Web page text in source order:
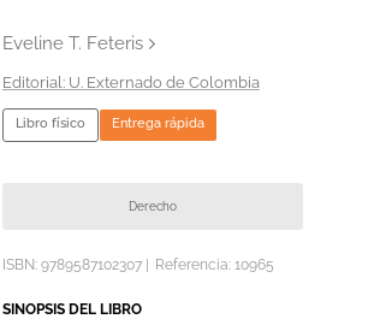
Eveline T. Feteris
U. Externado de Colombia
Libro físico Entrega rápida
Derecho
ISBN: 9789587102307 Referencia: 10965
SINOPSIS DEL LIBRO
7.
tarot
8.
1984
9.
book haven